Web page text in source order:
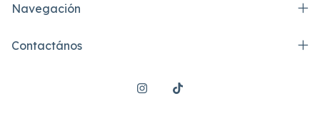
Navegación
Contactános